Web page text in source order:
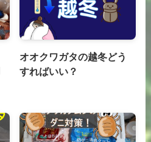
オオクワガタの越冬どう
すればいい？